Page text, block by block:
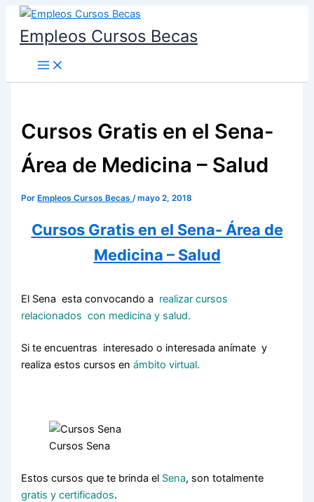
contenido
Empleos Cursos Becas
Cursos Gratis en el Sena-
Área de Medicina – Salud
Por Empleos Cursos Becas/mayo 2, 2018
Cursos Gratis en el Sena- Área de
Medicina – Salud
El Sena esta convocando a realizar cursos
relacionados con medicina y salud.
Si te encuentras interesado o interesada anímate y
realiza estos cursos enámbito virtual.
Cursos Sena
Estos cursos que te brinda el Sena, son totalmente
gratis y certificados.